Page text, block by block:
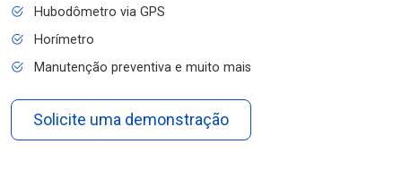
Hubodômetro via GPS
Horímetro
Manutenção preventiva e muito mais
Solicite uma demonstração